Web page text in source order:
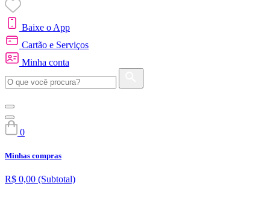
Baixe o App
Cartão e Serviços
Minha conta
0
Minhas compras
R$ 0,00 (Subtotal)